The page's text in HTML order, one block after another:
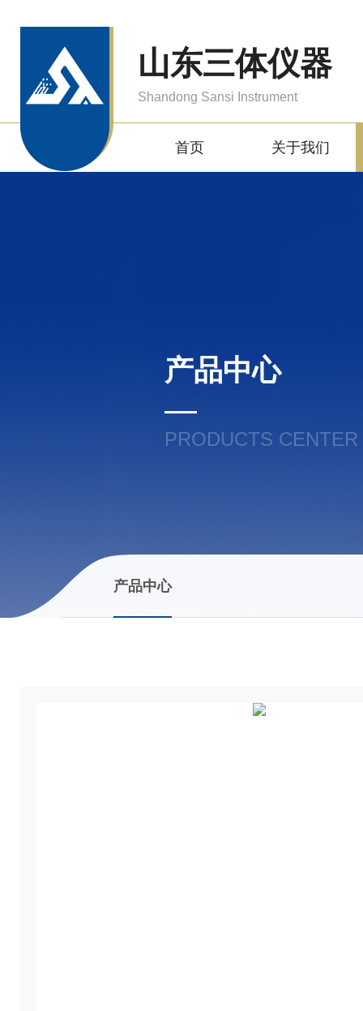
山东三体仪器
Shandong Sansi Instrument
首页 关于我们
产品中心
PRODUCTS CENTER
产品中心